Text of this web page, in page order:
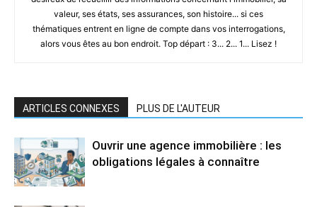
valeur, ses états, ses assurances, son histoire... si ces
thématiques entrent en ligne de compte dans vos interrogations,
alors vous êtes au bon endroit. Top départ : 3... 2... 1... Lisez !
ARTICLES CONNEXES PLUS DE L'AUTEUR
Ouvrir une agence immobilière : les
obligations légales à connaître